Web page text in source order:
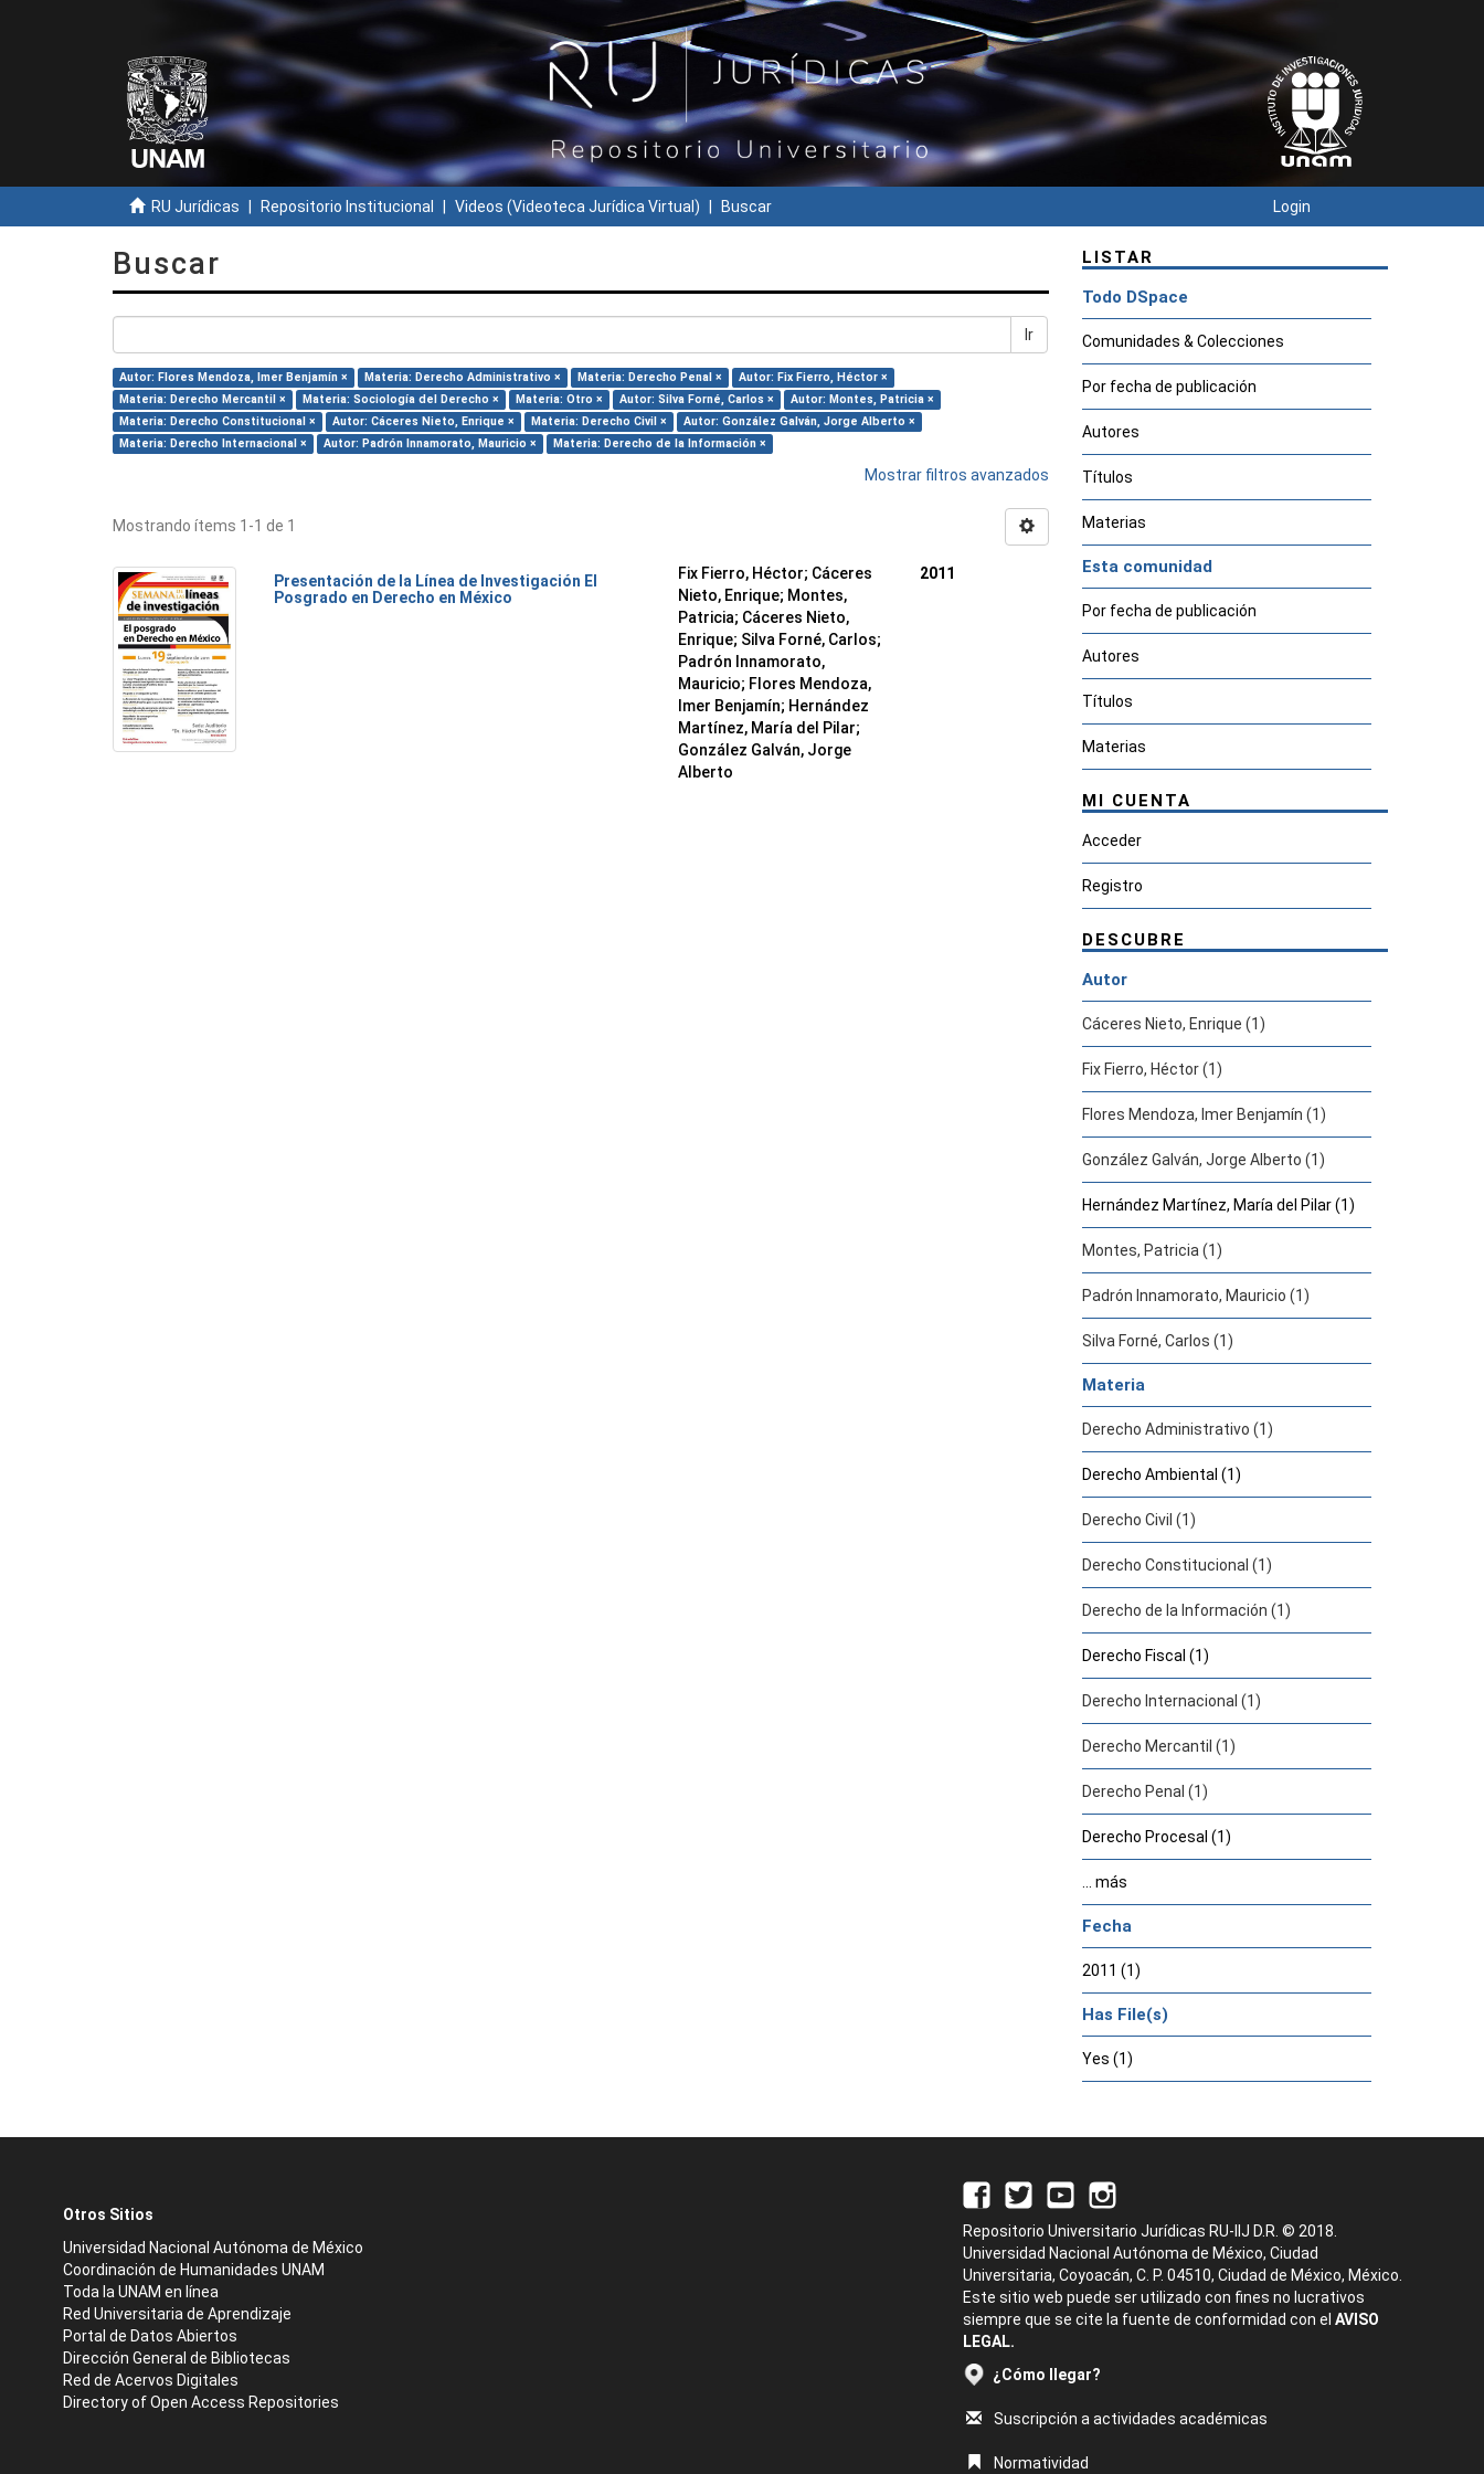
RU Jurídicas Repositorio Institucional Videos (Videoteca Jurídica Virtual) Buscar Login
Buscar
Ir
Autor: Flores Mendoza, Imer Benjamín × Materia: Derecho Administrativo × Materia: Derecho Penal ×
Autor: Fix Fierro, Héctor ×
Materia: Derecho Mercantil ×
Materia: Sociología del Derecho × Materia: Otro × Autor: Silva Forné, Carlos ×
Autor: Montes, Patricia ×
Materia: Derecho Constitucional ×
Autor: Cáceres Nieto, Enrique × Materia: Derecho Civil ×
Autor: González Galván, Jorge Alberto ×
Materia: Derecho Internacional ×
Autor: Padrón Innamorato, Mauricio × Materia: Derecho de la Información ×
Mostrar filtros avanzados
Mostrando ítems 1-1 de 1
Presentación de la Línea de Investigación El
Posgrado en Derecho en México
Fix Fierro, Héctor; Cáceres
Nieto, Enrique; Montes,
Patricia; Cáceres Nieto,
Enrique; Silva Forné, Carlos;
Padrón Innamorato,
Mauricio; Flores Mendoza,
Imer Benjamín; Hernández
Martínez, María del Pilar;
González Galván, Jorge
Alberto
2011
LISTAR
Todo DSpace
Comunidades & Colecciones
Por fecha de publicación
Autores
Títulos
Materias
Esta comunidad
Por fecha de publicación
Autores
Títulos
Materias
MI CUENTA
Acceder
Registro
DESCUBRE
Autor
Cáceres Nieto, Enrique (1)
Fix Fierro, Héctor (1)
Flores Mendoza, Imer Benjamín (1)
González Galván, Jorge Alberto (1)
Hernández Martínez, María del Pilar (1)
Montes, Patricia (1)
Padrón Innamorato, Mauricio (1)
Silva Forné, Carlos (1)
Materia
Derecho Administrativo (1)
Derecho Ambiental (1)
Derecho Civil (1)
Derecho Constitucional (1)
Derecho de la Información (1)
Derecho Fiscal (1)
Derecho Internacional (1)
Derecho Mercantil (1)
Derecho Penal (1)
Derecho Procesal (1)
... más
Fecha
2011 (1)
Has File(s)
Yes (1)
Otros Sitios
Universidad Nacional Autónoma de México
Coordinación de Humanidades UNAM
Toda la UNAM en línea
Red Universitaria de Aprendizaje
Portal de Datos Abiertos
Dirección General de Bibliotecas
Red de Acervos Digitales
Directory of Open Access Repositories
Repositorio Universitario Jurídicas RU-IIJ D.R. © 2018.
Universidad Nacional Autónoma de México, Ciudad
Universitaria, Coyoacán, C. P. 04510, Ciudad de México, México.
Este sitio web puede ser utilizado con fines no lucrativos
siempre que se cite la fuente de conformidad con el AVISO
LEGAL.
¿Cómo llegar?
Suscripción a actividades académicas
Normatividad